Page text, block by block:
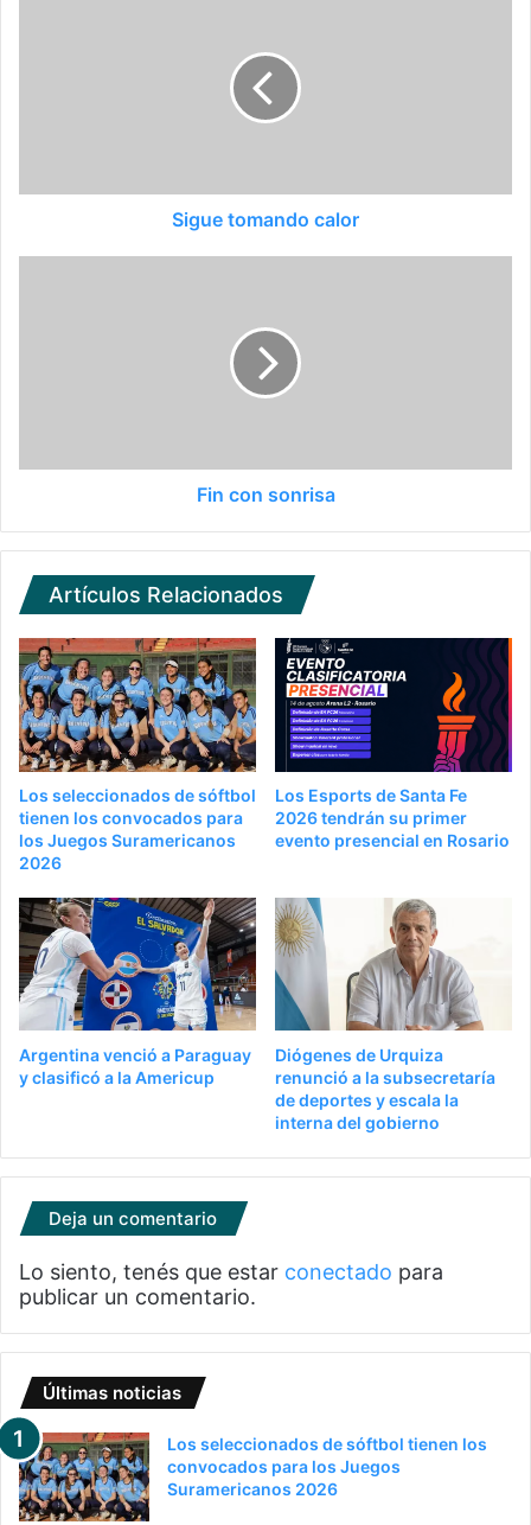
Sigue tomando calor
Fin con sonrisa
Artículos Relacionados
Los seleccionados de sóftbol
tienen los convocados para
los Juegos Suramericanos
2026
Los Esports de Santa Fe
2026 tendrán su primer
evento presencial en Rosario
Argentina venció a Paraguay
y clasificó a la Americup
Diógenes de Urquiza
renunció a la subsecretaría
de deportes y escala la
interna del gobierno
Deja un comentario
Lo siento, tenés que estar conectado para
publicar un comentario.
Últimas noticias
Los seleccionados de sóftbol tienen los
convocados para los Juegos
Suramericanos 2026